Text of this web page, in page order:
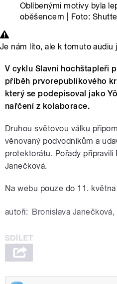
Oblíbenými motivy byla
oběšencem | Foto:
Je nám líto, ale k tomuto audiu
V cyklu Slavní hochštapleři
příběh prvorepublikového
který se podepisoval jako
nařčení z kolaborace.
Druhou světovou válku
věnovaný podvodníkům a
protektorátu. Pořady připravili
Janečková.
Na webu pouze do 11.
autoři: Bronislava Janečková,